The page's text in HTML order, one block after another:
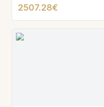
2507.28€